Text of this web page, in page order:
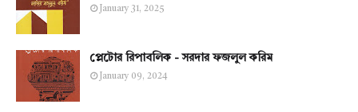
January 31, 2025
প্লেটোর রিপাবলিক - সরদার ফজলুল করিম
January 09, 2024